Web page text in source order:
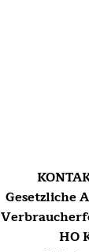
Gesetzliche
HO